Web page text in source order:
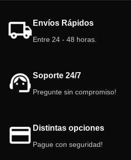
Envíos Rápidos
Entre 24 - 48 horas.
Soporte 24/7
Pregunte sin compromiso!
Distintas opciones
Pague con seguridad!